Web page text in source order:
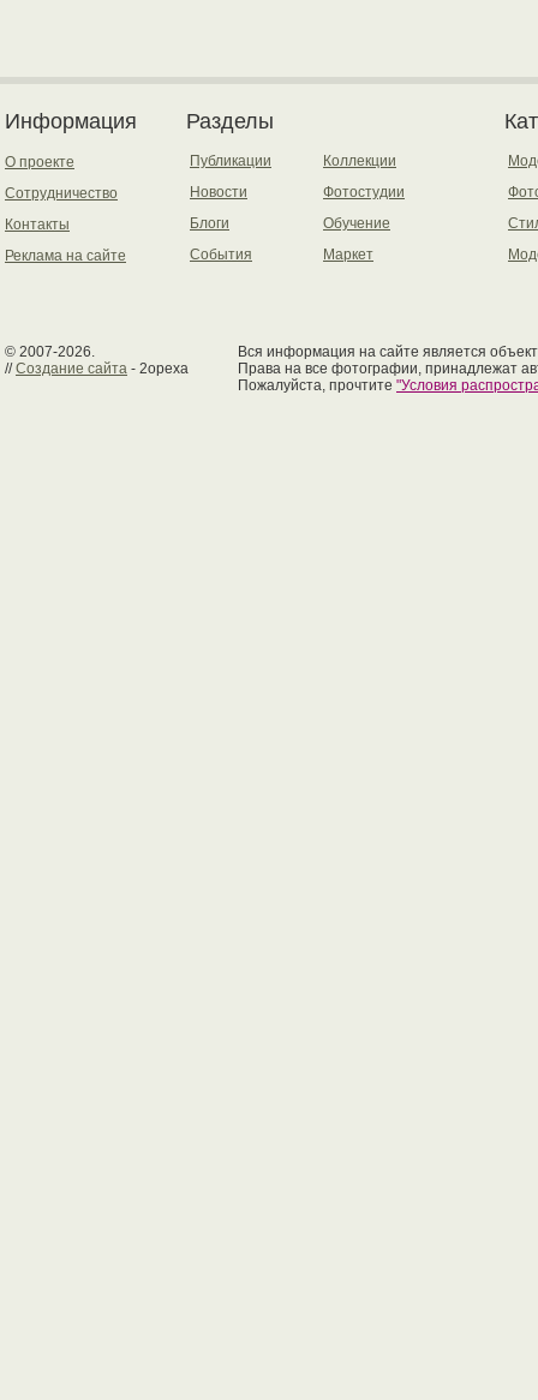
Информация
О проекте
Сотрудничество
Контакты
Реклама на сайте
Разделы
Публикации
Новости
Блоги
События
Коллекции
Фотостудии
Обучение
Маркет
© 2007-2026.
//Создание сайта - 2opexa
Вся информация на сайте является
Права на все фотографии, принадлежат
Пожалуйста, прочтите "Условия